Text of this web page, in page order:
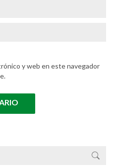
y web en este navegador